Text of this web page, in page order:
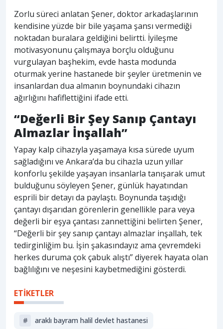
Zorlu süreci anlatan Şener, doktor arkadaşlarının
kendisine yüzde bir bile yaşama şansı vermediği
noktadan buralara geldiğini belirtti. İyileşme
motivasyonunu çalışmaya borçlu olduğunu
vurgulayan başhekim, evde hasta modunda
oturmak yerine hastanede bir şeyler üretmenin ve
insanlardan dua almanın boynundaki cihazın
ağırlığını hafiflettiğini ifade etti.
“Değerli Bir Şey Sanıp Çantayı
Almazlar İnşallah”
Yapay kalp cihazıyla yaşamaya kısa sürede uyum
sağladığını ve Ankara’da bu cihazla uzun yıllar
konforlu şekilde yaşayan insanlarla tanışarak umut
bulduğunu söyleyen Şener, günlük hayatından
esprili bir detayı da paylaştı. Boynunda taşıdığı
çantayı dışarıdan görenlerin genellikle para veya
değerli bir eşya çantası zannettiğini belirten Şener,
“Değerli bir şey sanıp çantayı almazlar inşallah, tek
tedirginliğim bu. İşin şakasındayız ama çevremdeki
herkes duruma çok çabuk alıştı” diyerek hayata olan
bağlılığını ve neşesini kaybetmediğini gösterdi.
ETİKETLER
#
araklı bayram halil devlet hastanesi